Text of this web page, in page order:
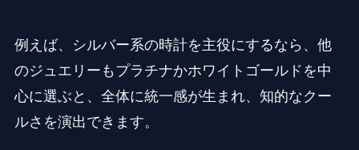
例えば、シルバー系の時計を主役にするなら、他
のジュエリーもプラチナかホワイトゴールドを中
心に選ぶと、全体に統一感が生まれ、知的なクー
ルさを演出できます。